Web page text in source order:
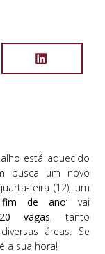
está aquecido
busca um novo
feira (12), um
de ano’vai
vagas, tanto
áreas. Se
a sua hora!